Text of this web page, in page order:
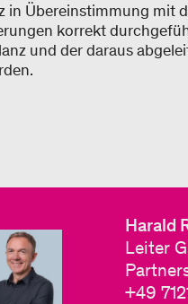
in Übereinstimmung mit
korrekt
und der daraus
Harald
Leiter
+49